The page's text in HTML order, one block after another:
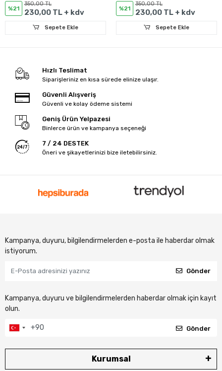
%21
350,00 TL
230,00 TL + kdv
Sepete Ekle
%21
350,00 TL
230,00 TL + kdv
Sepete Ekle
Hızlı Teslimat
Siparişleriniz en kısa sürede elinize ulaşır.
Güvenli Alışveriş
Güvenli ve kolay ödeme sistemi
Geniş Ürün Yelpazesi
Binlerce ürün ve kampanya seçeneği
7 / 24 DESTEK
Öneri ve şikayetlerinizi bize iletebilirsiniz.
Kampanya, duyuru, bilgilendirmelerden e-posta ile haberdar olmak
istiyorum.
Gönder
Kampanya, duyuru ve bilgilendirmelerden haberdar olmak için kayıt
olun.
Gönder
Kurumsal